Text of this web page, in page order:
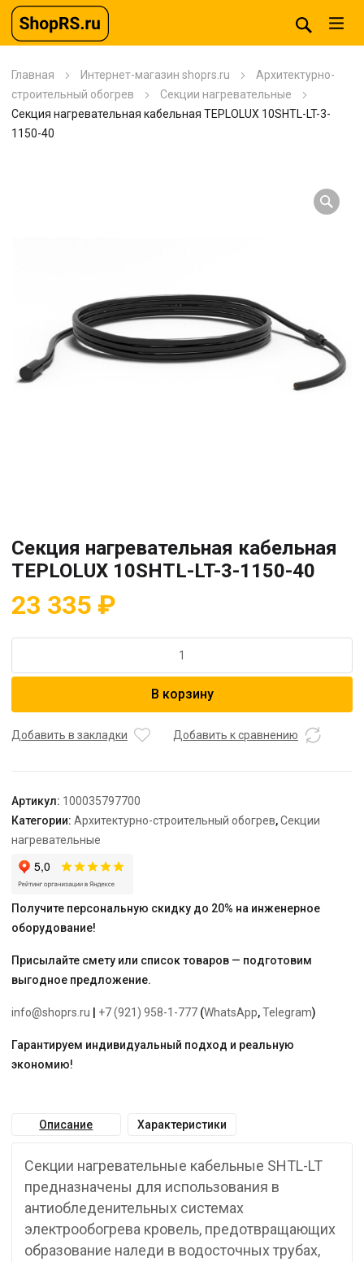
Главная Интернет-магазин shoprs.ru
Архитектурно-
строительный обогрев
Секции нагревательные
Секция нагревательная кабельная TEPLOLUX 10SHTL-LT-3-
1150-40
Секция нагревательная кабельная
TEPLOLUX 10SHTL-LT-3-1150-40
23 335 ₽
Секция
TEPLOLUX
1150-
40
В корзину
Добавить в закладки Добавить к сравнению
Артикул: 100035797700
Категории: Архитектурно-строительный обогрев,Секции
нагревательные
Получите персональную скидку до 20% на инженерное
оборудование!
Присылайте смету или список товаров — подготовим
выгодное предложение.
info@shoprs.ru +7 (921) 958-1-777 (WhatsApp,Telegram)
Гарантируем индивидуальный подход и реальную
экономию!
Описание Характеристики
Секции нагревательные кабельные SHTL-LT
предназначены для использования в
антиобледенительных системах
электрообогрева кровель, предотвращающих
образование наледи в водосточных трубах,